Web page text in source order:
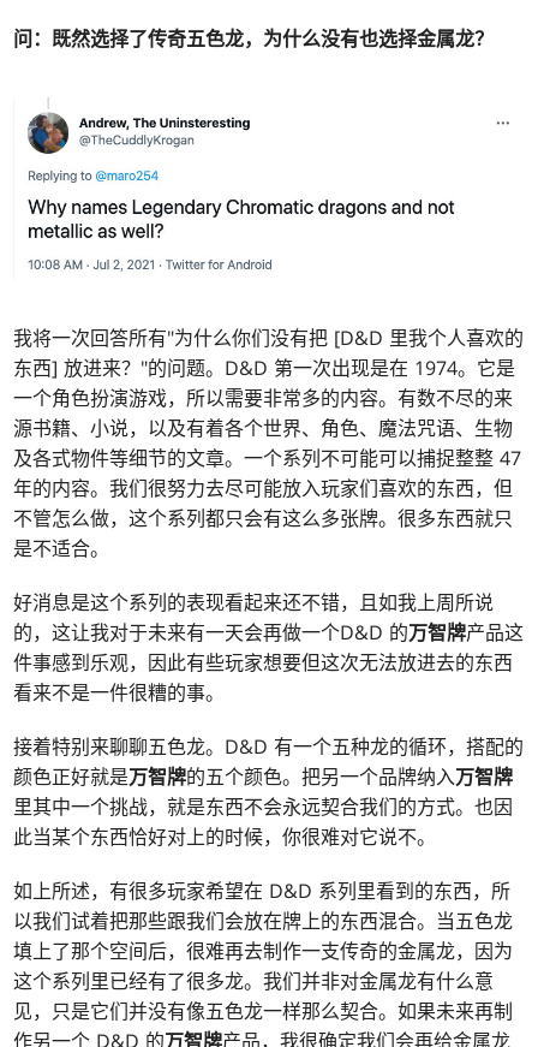
问： 既然选择了传奇五色龙，为什么没有也选择金属龙？
我将一次回答所有"为什么你们没有把 [D&D 里我个人喜欢的
东西] 放进来？"的问题。D&D 第一次出现是在 1974。它是
一个角色扮演游戏，所以需要非常多的内容。有数不尽的来
源书籍、小说，以及有着各个世界、角色、魔法咒语、生物
及各式物件等细节的文章。一个系列不可能可以捕捉整整 47
年的内容。我们很努力去尽可能放入玩家们喜欢的东西，但
不管怎么做，这个系列都只会有这么多张牌。很多东西就只
是不适合。
好消息是这个系列的表现看起来还不错，且如我上周所说
的，这让我对于未来有一天会再做一个D&D 的万智牌产品这
件事感到乐观，因此有些玩家想要但这次无法放进去的东西
看来不是一件很糟的事。
接着特别来聊聊五色龙。D&D 有一个五种龙的循环，搭配的
颜色正好就是万智牌的五个颜色。把另一个品牌纳入万智牌
里其中一个挑战，就是东西不会永远契合我们的方式。也因
此当某个东西恰好对上的时候，你很难对它说不。
如上所述，有很多玩家希望在 D&D 系列里看到的东西，所
以我们试着把那些跟我们会放在牌上的东西混合。当五色龙
填上了那个空间后，很难再去制作一支传奇的金属龙，因为
这个系列里已经有了很多龙。我们并非对金属龙有什么意
见，只是它们并没有像五色龙一样那么契合。如果未来再制
作另一个 D&D 的万智牌产品，我很确定我们会再给金属龙